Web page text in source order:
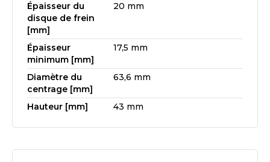
Épaisseur du
disque de frein
[mm]
20 mm
Épaisseur
minimum [mm]
17,5 mm
Diamètre du
centrage [mm]
63,6 mm
Hauteur [mm] 43 mm